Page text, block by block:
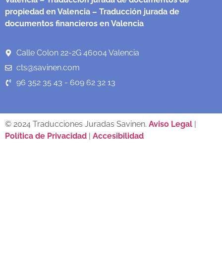
propiedad en Valencia – Traducción jurada de
documentos financieros en Valencia
Calle Colon 22-2G 46004 Valencia
cts@savinen.com
96 352 35 43 - 609 62 32 13
© 2024 Traducciones Juradas Savinen. Aviso Legal |
Política de Privacidad | Accesibilidad